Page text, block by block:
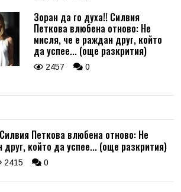
Зоран да го духа!! Силвия
Петкова влюбена отново: Не
мисля, че е раждан друг, който
да успее... (още разкрития)
2457 0
Петкова влюбена отново: Не
който да успее... (още разкрития)
2415 0